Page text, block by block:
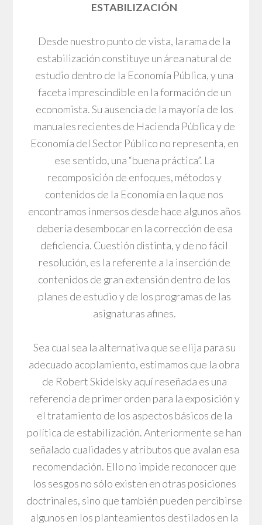
ESTABILIZACIÓN
Desde nuestro punto de vista, la rama de la
estabilización constituye un área natural de
estudio dentro de la Economía Pública, y una
faceta imprescindible en la formación de un
economista. Su ausencia de la mayoría de los
manuales recientes de Hacienda Pública y de
Economía del Sector Público no representa, en
ese sentido, una “buena práctica”. La
recomposición de enfoques, métodos y
contenidos de la Economía en la que nos
encontramos inmersos desde hace algunos años
debería desembocar en la corrección de esa
deficiencia. Cuestión distinta, y de no fácil
resolución, es la referente a la inserción de
contenidos de gran extensión dentro de los
planes de estudio y de los programas de las
asignaturas afines.
Sea cual sea la alternativa que se elija para su
adecuado acoplamiento, estimamos que la obra
de Robert Skidelsky aquí reseñada es una
referencia de primer orden para la exposición y
el tratamiento de los aspectos básicos de la
política de estabilización. Anteriormente se han
señalado cualidades y atributos que avalan esa
recomendación. Ello no impide reconocer que
los sesgos no sólo existen en otras posiciones
doctrinales, sino que también pueden percibirse
algunos en los planteamientos destilados en la